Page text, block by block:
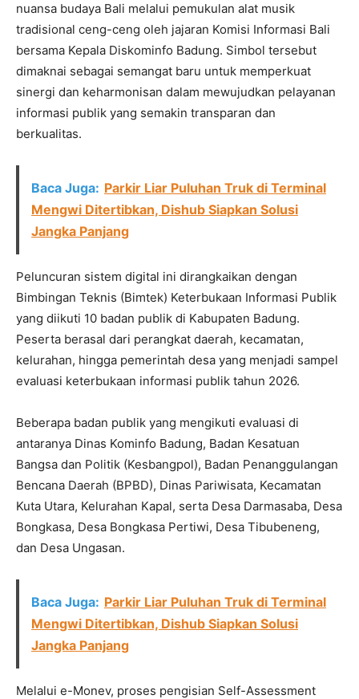
nuansa budaya Bali melalui pemukulan alat musik
tradisional ceng-ceng oleh jajaran Komisi Informasi Bali
bersama Kepala Diskominfo Badung. Simbol tersebut
dimaknai sebagai semangat baru untuk memperkuat
sinergi dan keharmonisan dalam mewujudkan pelayanan
informasi publik yang semakin transparan dan
berkualitas.
Baca Juga: Parkir Liar Puluhan Truk di Terminal
Mengwi Ditertibkan, Dishub Siapkan Solusi
Jangka Panjang
Peluncuran sistem digital ini dirangkaikan dengan
Bimbingan Teknis (Bimtek) Keterbukaan Informasi Publik
yang diikuti 10 badan publik di Kabupaten Badung.
Peserta berasal dari perangkat daerah, kecamatan,
kelurahan, hingga pemerintah desa yang menjadi sampel
evaluasi keterbukaan informasi publik tahun 2026.
Beberapa badan publik yang mengikuti evaluasi di
antaranya Dinas Kominfo Badung, Badan Kesatuan
Bangsa dan Politik (Kesbangpol), Badan Penanggulangan
Bencana Daerah (BPBD), Dinas Pariwisata, Kecamatan
Kuta Utara, Kelurahan Kapal, serta Desa Darmasaba, Desa
Bongkasa, Desa Bongkasa Pertiwi, Desa Tibubeneng,
dan Desa Ungasan.
Baca Juga: Parkir Liar Puluhan Truk di Terminal
Mengwi Ditertibkan, Dishub Siapkan Solusi
Jangka Panjang
Melalui e-Monev, proses pengisian Self-Assessment